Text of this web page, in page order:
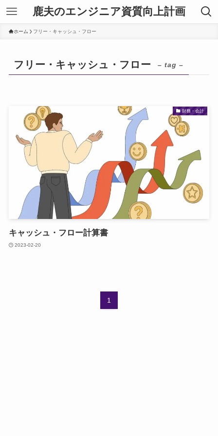
鹿夫のエンジニア資質向上計画
ホーム フリー・キャッシュ・フロー
フリー・キャッシュ・フロー – tag –
財務・会計
キャッシュ・フロー計算書
2023-02-20
1